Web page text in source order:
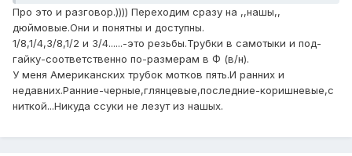
Про это и разговор.)))) Переходим сразу на ,,нашы,,
дюймовые.Они и понятны и доступны.
1/8,1/4,3/8,1/2 и 3/4......-это резьбы.Трубки в самотыки и под-
гайку-соответственно по-размерам в Ф (в/н).
У меня Американских трубок мотков пять.И ранних и
недавних.Ранние-черные,глянцевые,последние-коришневые,с
ниткой...Никуда ссуки не лезут из нашых.